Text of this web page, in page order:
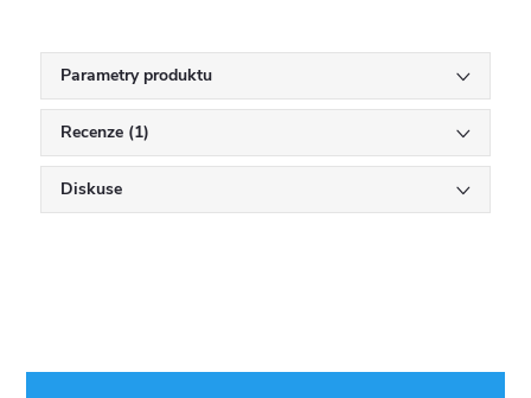
Parametry produktu
Recenze (1)
Diskuse